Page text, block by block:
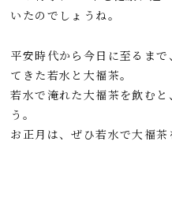
いたのでしょうね。
平安時代から今日に至るま
てきた若水と大福茶。
若水で淹れた大福茶を飲む
う。
お正月は、ぜひ若水で大福茶